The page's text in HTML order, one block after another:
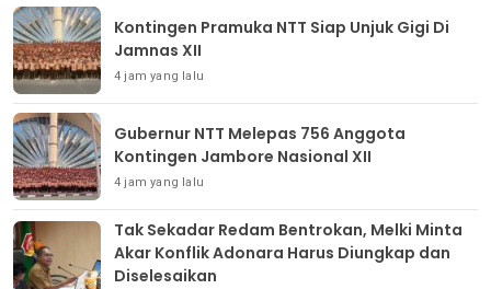
Kontingen Pramuka NTT Siap Unjuk Gigi Di
Jamnas XII
4 jam yang lalu
Gubernur NTT Melepas 756 Anggota
Kontingen Jambore Nasional XII
4 jam yang lalu
Tak Sekadar Redam Bentrokan, Melki Minta
Akar Konflik Adonara Harus Diungkap dan
Diselesaikan